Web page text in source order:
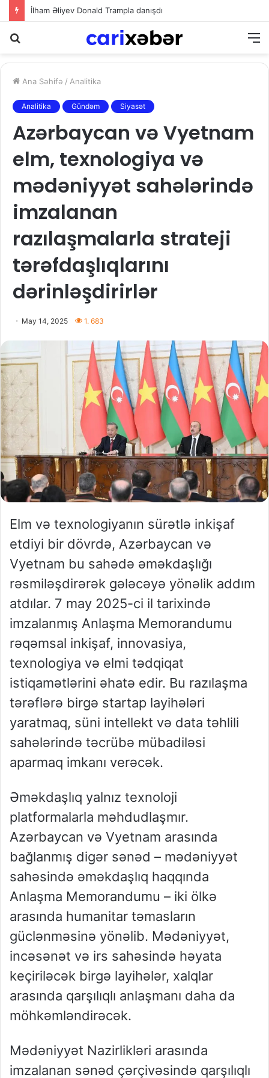
İlham Əliyev Donald Trampla danışdı
Ana Səhifə / Analitika
Analitika Gündəm Siyasət
Azərbaycan və Vyetnam
elm, texnologiya və
mədəniyyət sahələrində
imzalanan
razılaşmalarla strateji
tərəfdaşlıqlarını
dərinləşdirirlər
May 14, 2025 1. 683
Elm və texnologiyanın sürətlə inkişaf
etdiyi bir dövrdə, Azərbaycan və
Vyetnam bu sahədə əməkdaşlığı
rəsmiləşdirərək gələcəyə yönəlik addım
atdılar. 7 may 2025-ci il tarixində
imzalanmış Anlaşma Memorandumu
rəqəmsal inkişaf, innovasiya,
texnologiya və elmi tədqiqat
istiqamətlərini əhatə edir. Bu razılaşma
tərəflərə birgə startap layihələri
yaratmaq, süni intellekt və data təhlili
sahələrində təcrübə mübadiləsi
aparmaq imkanı verəcək.
Əməkdaşlıq yalnız texnoloji
platformalarla məhdudlaşmır.
Azərbaycan və Vyetnam arasında
bağlanmış digər sənəd – mədəniyyət
sahəsində əməkdaşlıq haqqında
Anlaşma Memorandumu – iki ölkə
arasında humanitar təmasların
güclənməsinə yönəlib. Mədəniyyət,
incəsənət və irs sahəsində həyata
keçiriləcək birgə layihələr, xalqlar
arasında qarşılıqlı anlaşmanı daha da
möhkəmləndirəcək.
Mədəniyyət Nazirlikləri arasında
imzalanan sənəd çərçivəsində qarşılıqlı